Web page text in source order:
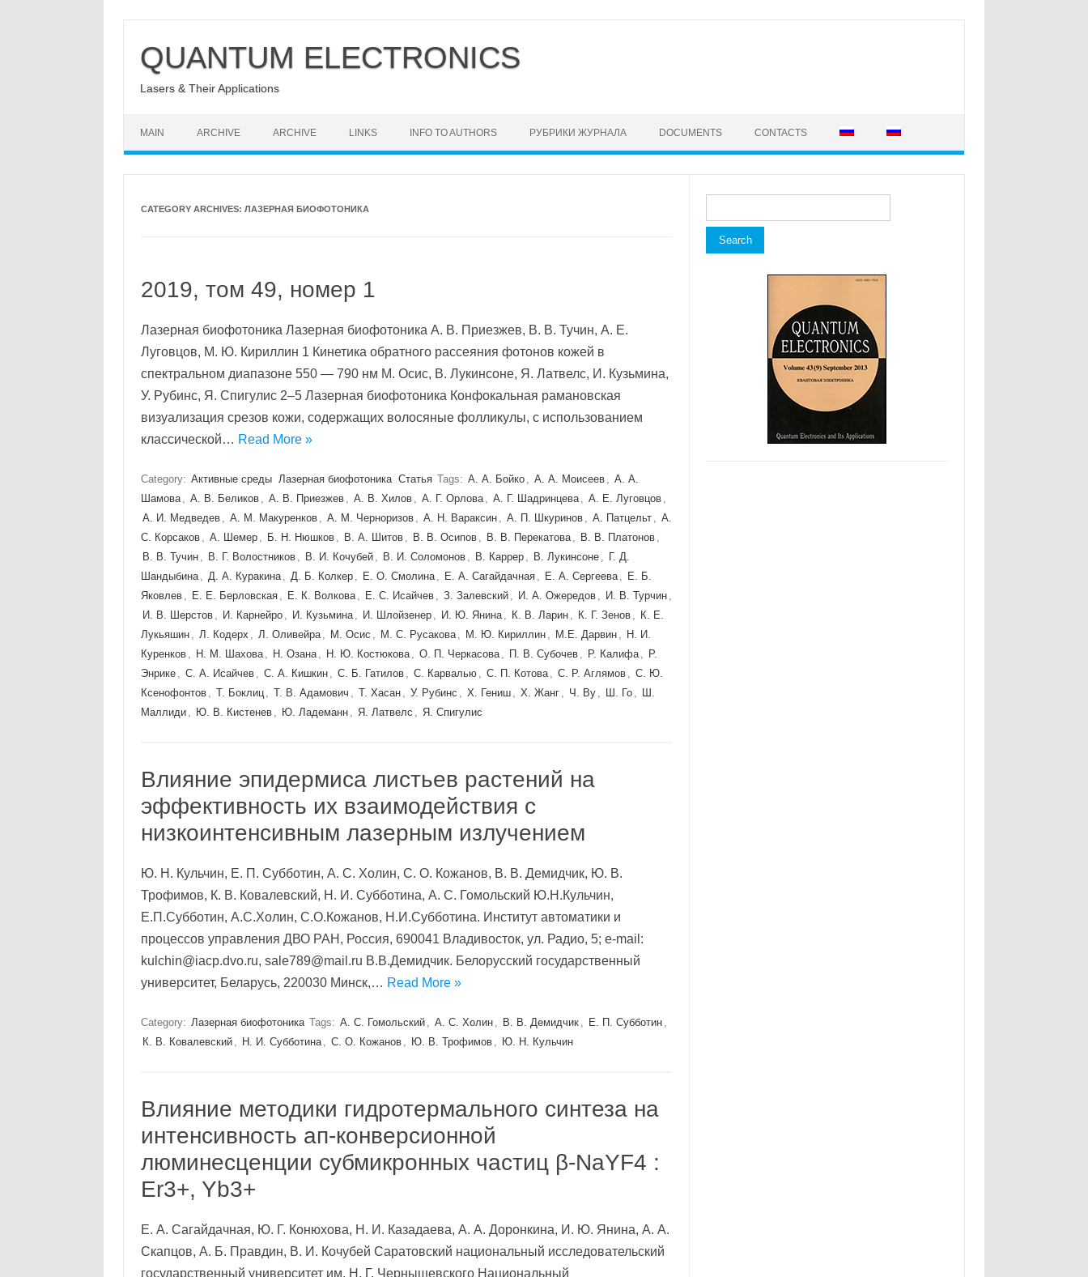
content
QUANTUM ELECTRONICS
Lasers & Their Applications
MAIN ARCHIVE ARCHIVE LINKS INFO TO AUTHORS РУБРИКИ ЖУРНАЛА DOCUMENTS CONTACTS
CATEGORY ARCHIVES: ЛАЗЕРНАЯ БИОФОТОНИКА
2019, том 49, номер 1
Лазерная биофотоника Лазерная биофотоника А. В. Приезжев, В. В. Тучин, А. Е.
Луговцов, М. Ю. Кириллин 1 Кинетика обратного рассеяния фотонов кожей в
спектральном диапазоне 550 — 790 нм М. Осис, В. Лукинсоне, Я. Латвелс, И. Кузьмина,
У. Рубинс, Я. Спигулис 2–5 Лазерная биофотоника Конфокальная рамановская
визуализация срезов кожи, содержащих волосяные фолликулы, с использованием
классической… Read More »
Category: Активные среды Лазерная биофотоника Статья Tags: А. А. Бойко , А. А. Моисеев , А. А.
Шамова , А. В. Беликов , А. В. Приезжев , А. В. Хилов , А. Г. Орлова , А. Г. Шадринцева , А. Е. Луговцов ,
А. И. Медведев , А. М. Макуренков , А. М. Черноризов , А. Н. Вараксин , А. П. Шкуринов , А. Патцельт , А.
С. Корсаков , А. Шемер , Б. Н. Нюшков , В. А. Шитов , В. В. Осипов , В. В. Перекатова , В. В. Платонов ,
В. В. Тучин , В. Г. Волостников , В. И. Кочубей , В. И. Соломонов , В. Каррер , В. Лукинсоне , Г. Д.
Шандыбина , Д. А. Куракина , Д. Б. Колкер , Е. O. Смолина , Е. А. Сагайдачная , Е. А. Сергеева , Е. Б.
Яковлев , Е. Е. Берловская , Е. К. Волкова , Е. С. Исайчев , З. Залевский , И. А. Ожередов , И. В. Турчин ,
И. В. Шерстов , И. Карнейро , И. Кузьмина , И. Шлойзенер , И. Ю. Янина , К. В. Ларин , К. Г. Зенов , К. Е.
Лукьяшин , Л. Кодерх , Л. Оливейра , М. Осис , М. С. Русакова , М. Ю. Кириллин , М.Е. Дарвин , Н. И.
Куренков , Н. М. Шахова , Н. Озана , Н. Ю. Костюкова , О. П. Черкасова , П. В. Субочев , Р. Калифа , Р.
Энрике , С. А. Исайчев , С. А. Кишкин , С. Б. Гатилов , С. Карвалью , С. П. Котова , С. Р. Аглямов , С. Ю.
Ксенофонтов , Т. Боклиц , Т. В. Адамович , Т. Хасан , У. Рубинс , Х. Гениш , Х. Жанг , Ч. Ву , Ш. Го , Ш.
Маллиди , Ю. В. Кистенев , Ю. Ладеманн , Я. Латвелс , Я. Спигулис
Влияние эпидермиса листьев растений на
эффективность их взаимодействия с
низкоинтенсивным лазерным излучением
Ю. Н. Кульчин, Е. П. Субботин, А. С. Холин, С. О. Кожанов, В. В. Демидчик, Ю. В.
Трофимов, К. В. Ковалевский, Н. И. Субботина, А. С. Гомольский Ю.Н.Кульчин,
Е.П.Субботин, А.С.Холин, С.О.Кожанов, Н.И.Субботина. Институт автоматики и
процессов управления ДВО РАН, Россия, 690041 Владивосток, ул. Радио, 5; e-mail:
kulchin@iacp.dvo.ru, sale789@mail.ru В.В.Демидчик. Белорусский государственный
университет, Беларусь, 220030 Минск,… Read More »
Category: Лазерная биофотоника Tags: А. С. Гомольский , А. С. Холин , В. В. Демидчик , Е. П. Субботин ,
К. В. Ковалевский , Н. И. Субботина , С. О. Кожанов , Ю. В. Трофимов , Ю. Н. Кульчин
Влияние методики гидротермального синтеза на
интенсивность ап-конверсионной
люминесценции субмикронных частиц β-NaYF4 :
Er3+, Yb3+
Е. А. Сагайдачная, Ю. Г. Конюхова, Н. И. Казадаева, А. А. Доронкина, И. Ю. Янина, А. А.
Скапцов, А. Б. Правдин, В. И. Кочубей Саратовский национальный исследовательский
государственный университет им. Н. Г. Чернышевского Национальный
for: